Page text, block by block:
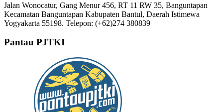
Jalan Wonocatur, Gang Menur 456, RT 11 RW 35, Banguntapan
Kecamatan Banguntapan Kabupaten Bantul, Daerah Istimewa
Yogyakarta 55198. Telepon: (+62)274 380839
Pantau PJTKI